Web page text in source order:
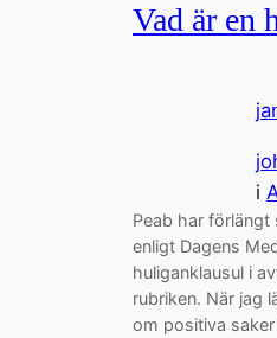
Vad är en
i
Peab har
enligt Dagens
huliganklausul i
rubriken. När jag
om positiva